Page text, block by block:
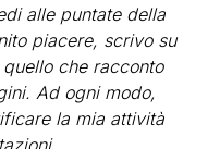
alle puntate della
piacere, scrivo su
che racconto
Ad ogni modo,
la mia attività